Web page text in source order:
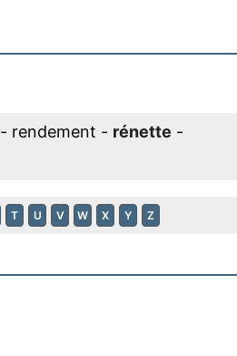
- rendement - rénette -
T U V W X Y Z